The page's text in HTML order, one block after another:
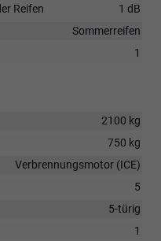
Reifen
1 dB
Sommerreifen
1
2100 kg
750 kg
Verbrennungsmotor (ICE)
5
5-türig
1